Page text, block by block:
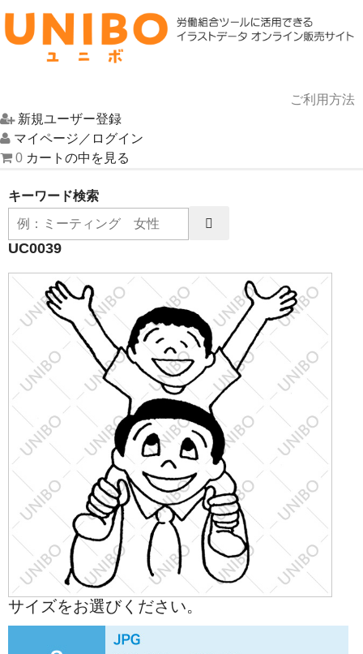
ご利用方法
HOME
UNIBOについて
お問い合わせ
新規ユーザー登録
マイページ／ログイン
0 カートの中を見る
キーワード検索
UC0039
サイズをお選びください。